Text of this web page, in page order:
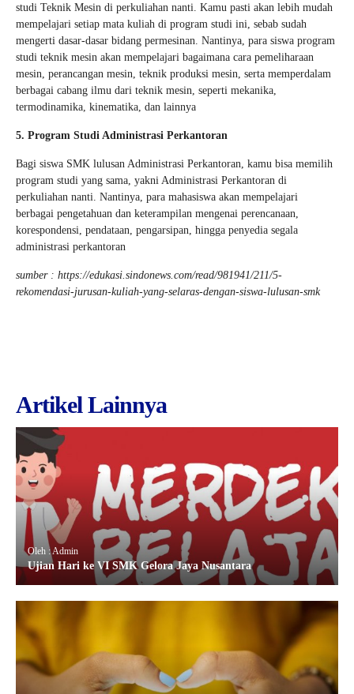
studi Teknik Mesin di perkuliahan nanti. Kamu pasti akan lebih mudah
mempelajari setiap mata kuliah di program studi ini, sebab sudah
mengerti dasar-dasar bidang permesinan. Nantinya, para siswa program
studi teknik mesin akan mempelajari bagaimana cara pemeliharaan
mesin, perancangan mesin, teknik produksi mesin, serta memperdalam
berbagai cabang ilmu dari teknik mesin, seperti mekanika,
termodinamika, kinematika, dan lainnya
5. Program Studi Administrasi Perkantoran
Bagi siswa SMK lulusan Administrasi Perkantoran, kamu bisa memilih
program studi yang sama, yakni Administrasi Perkantoran di
perkuliahan nanti. Nantinya, para mahasiswa akan mempelajari
berbagai pengetahuan dan keterampilan mengenai perencanaan,
korespondensi, pendataan, pengarsipan, hingga penyedia segala
administrasi perkantoran
sumber : https://edukasi.sindonews.com/read/981941/211/5-
rekomendasi-jurusan-kuliah-yang-selaras-dengan-siswa-lulusan-smk
Artikel Lainnya
Oleh : Admin
Ujian Hari ke VI SMK Gelora Jaya Nusantara